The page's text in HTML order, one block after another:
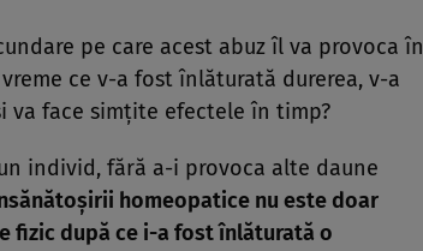
pe care acest abuz îl va provoca în
ce v-a fost înlăturată durerea, v-a
va face simţite efectele în timp?
individ, fără a-i provoca alte daune
homeopatice nu este doar
fizic după ce i-a fost înlăturată o